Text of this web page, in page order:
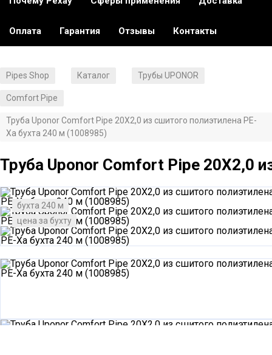
Оплата Гарантия Отзывы Контакты
Pipes Shop Каталог Трубы UPONOR
Comfort Pipe
Труба Uponor Comfort Pipe 20X2,0 из сшитого полиэтилена PE-
Xa бухта 240 м (1008985)
Труба Uponor Comfort Pipe 20X2,0
бухта 240 м
цена за бухту